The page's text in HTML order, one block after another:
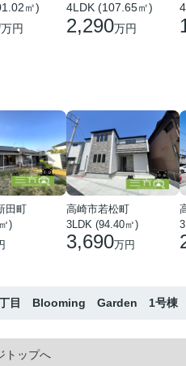
㎡)
万円
4LDK (107.65㎡)
2,290万円
田町
)
高崎市若松町
3LDK (94.40㎡)
3,690万円
丁目 Blooming Garden 1号棟
トップへ